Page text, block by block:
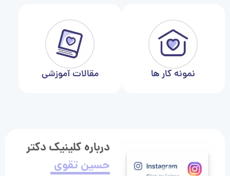
نمونه کار ها مقالات آموزشی
درباره کلینیک دکتر
حسین تقوی